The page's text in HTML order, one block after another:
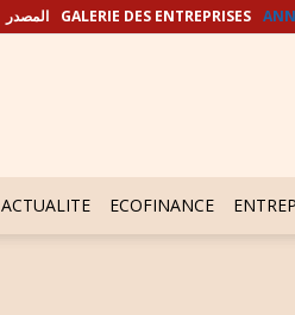
المصدر GALERIE DES ENTREPRISES
ACTUALITE ECOFINANCE